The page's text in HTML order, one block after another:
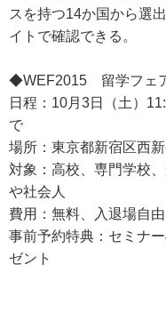
スを持つ14か国から選
イトで確認できる。
◆WEF2015 留学フェ
日程：10月3日（土）
で
場所：東京都新宿区西
対象：高校、専門学校
や社会人
費用：無料、入退場自由
事前予約特典：セミナ
ゼント